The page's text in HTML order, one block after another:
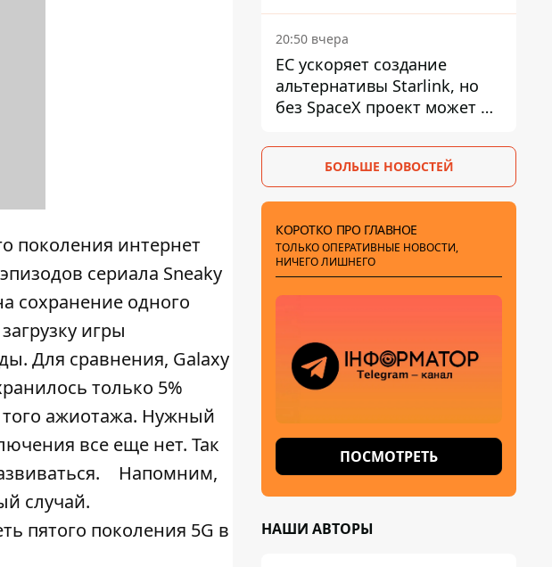
поколения интернет
сериала Sneaky
сохранение одного
игры
Для сравнения, Galaxy
только 5%
того ажиотажа. Нужный
все еще нет. Так
Напомним,
случай.
пятого поколения 5G в
20:50 вчера
ЕС ускоряет создание
альтернативы Starlink, но
без SpaceX проект может не
БОЛЬШЕ НОВОСТЕЙ
КОРОТКО ПРО ГЛАВНОЕ
ТОЛЬКО ОПЕРАТИВНЫЕ НОВОСТИ,
НИЧЕГО ЛИШНЕГО
ПОСМОТРЕТЬ
НАШИ АВТОРЫ